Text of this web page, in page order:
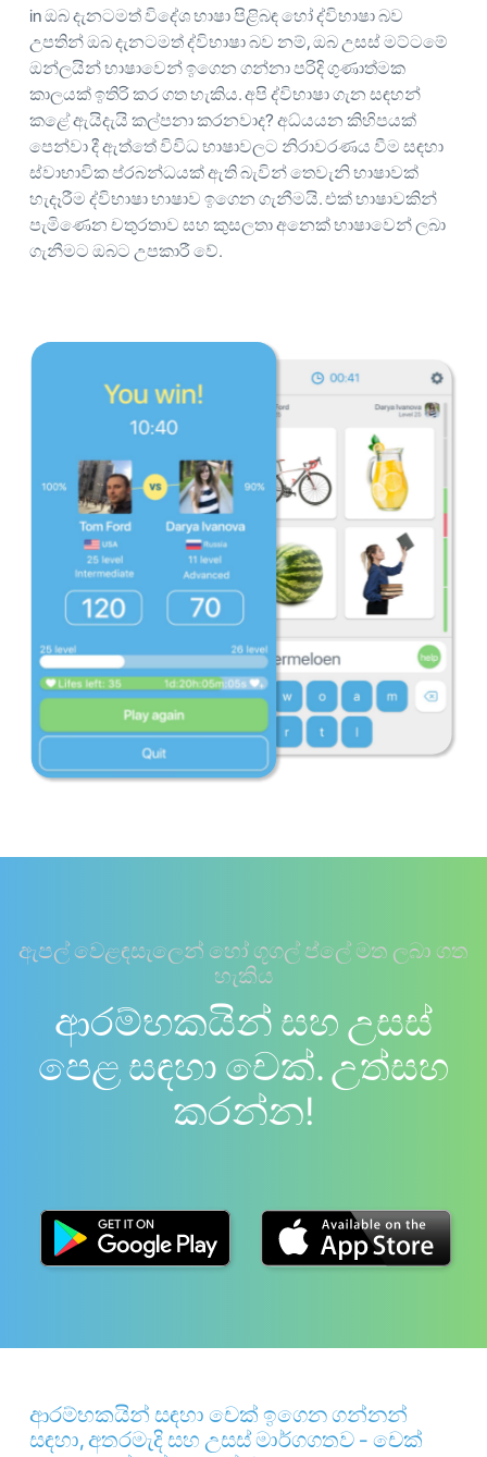
in ඔබ දැනටමත් විදේශ භාෂා පිළිබඳ හෝ ද්විභාෂා බව
උපතින් ඔබ දැනටමත් ද්විභාෂා බව නම්, ඔබ උසස් මට්ටමේ
ඔන්ලයින් භාෂාවෙන් ඉගෙන ගන්නා පරිදි ගුණාත්මක
කාලයක් ඉතිරි කර ගත හැකිය. අපි ද්විභාෂා ගැන සඳහන්
කළේ ඇයිදැයි කල්පනා කරනවාද? අධ්යයන කිහිපයක්
පෙන්වා දී ඇත්තේ විවිධ භාෂාවලට නිරාවරණය වීම සඳහා
ස්වාභාවික ප්රබන්ධයක් ඇති බැවින් තෙවැනි භාෂාවක්
හැදෑරීම ද්විභාෂා භාෂාව ඉගෙන ගැනීමයි. එක් භාෂාවකින්
පැමිණෙන චතුරතාව සහ කුසලතා අනෙක් භාෂාවෙන් ලබා
ගැනීමට ඔබට උපකාරී වේ.
ඇපල් වෙළඳසැලෙන් හෝ ගූගල් ප්ලේ මත ලබා ගත
හැකිය
ආරම්භකයින් සහ උසස්
පෙළ සඳහා චෙක්. උත්සහ
කරන්න!
ආරම්භකයින් සඳහා චෙක් ඉගෙන ගන්නන්
සඳහා, අතරමැදි සහ උසස් මාර්ගගතව - චෙක්